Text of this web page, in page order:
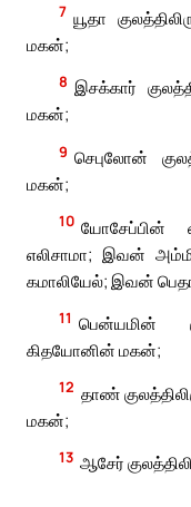
7 யூதா
மகன்;
8 இசக்கார்
மகன்;
9 செபுலோன்
மகன்;
10 யோசேப்பின்
எலிசாமா; இவன்
கமாலியேல்; இவன்
11 பென்யமின்
கிதயோனின் மகன்;
12 தாண்
மகன்;
13 ஆசேர்